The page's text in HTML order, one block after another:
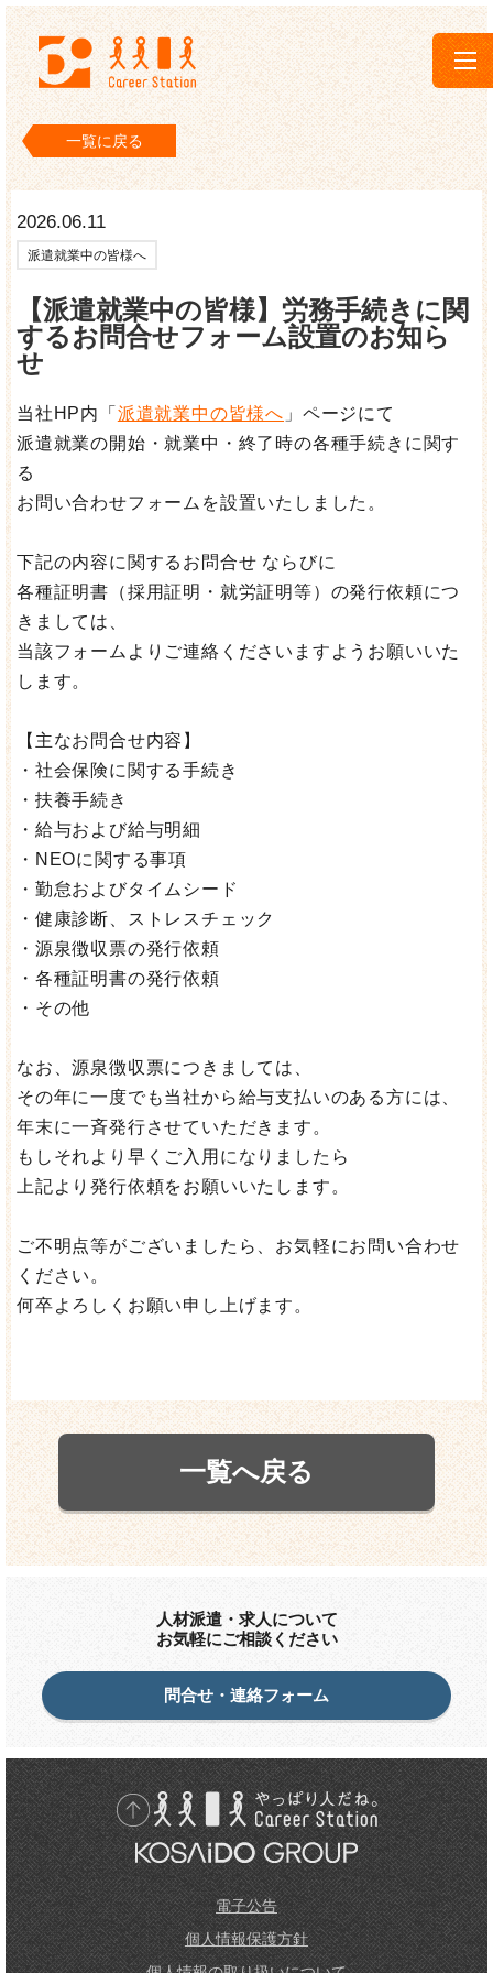
キャリアステーション
一覧に戻る
2026.06.11
派遣就業中の皆様へ
【派遣就業中の皆様】労務手続きに関
するお問合せフォーム設置のお知ら
せ
当社HP内「 派遣就業中の皆様へ 」ページにて
派遣就業の開始・就業中・終了時の各種手続きに関す
る
お問い合わせフォームを設置いたしました。
下記の内容に関するお問合せ ならびに
各種証明書（採用証明・就労証明等）の発行依頼につ
きましては、
当該フォームよりご連絡くださいますようお願いいた
します。
【主なお問合せ内容】
・社会保険に関する手続き
・扶養手続き
・給与および給与明細
・NEOに関する事項
・勤怠およびタイムシード
・健康診断、ストレスチェック
・源泉徴収票の発行依頼
・各種証明書の発行依頼
・その他
なお、源泉徴収票につきましては、
その年に一度でも当社から給与支払いのある方には、
年末に一斉発行させていただきます。
もしそれより早くご入用になりましたら
上記より発行依頼をお願いいたします。
ご不明点等がございましたら、お気軽にお問い合わせ
ください。
何卒よろしくお願い申し上げます。
一覧へ戻る
人材派遣・求人について
お気軽にご相談ください
問合せ・連絡フォーム
先頭に戻る
電子公告
個人情報保護方針